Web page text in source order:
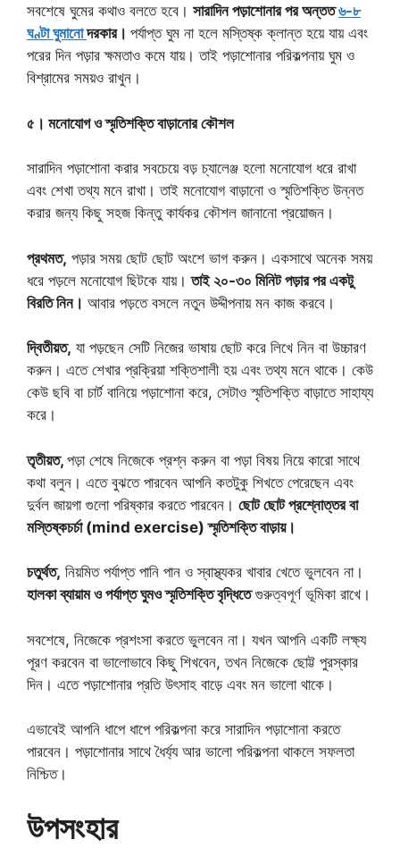
সবশেষে ঘুমের কথাও বলতে হবে। সারাদিন পড়াশোনার পর অন্তত৬-৮
ঘণ্টা ঘুমানোদরকার। পর্যাপ্ত ঘুম না হলে মস্তিষ্ক ক্লান্ত হয়ে যায় এবং
পরের দিন পড়ার ক্ষমতাও কমে যায়। তাই পড়াশোনার পরিকল্পনায় ঘুম ও
বিশ্রামের সময়ও রাখুন।
৫। মনোযোগ ও স্মৃতিশক্তি বাড়ানোর কৌশল
সারাদিন পড়াশোনা করার সবচেয়ে বড় চ্যালেঞ্জ হলো মনোযোগ ধরে রাখা
এবং শেখা তথ্য মনে রাখা। তাই মনোযোগ বাড়ানো ও স্মৃতিশক্তি উন্নত
করার জন্য কিছু সহজ কিন্তু কার্যকর কৌশল জানানো প্রয়োজন।
প্রথমত, পড়ার সময় ছোট ছোট অংশে ভাগ করুন। একসাথে অনেক সময়
ধরে পড়লে মনোযোগ ছিটকে যায়।তাই ২০-৩০ মিনিট পড়ার পর একটু
বিরতি নিন। আবার পড়তে বসলে নতুন উদ্দীপনায় মন কাজ করবে।
দ্বিতীয়ত, যা পড়ছেন সেটি নিজের ভাষায় ছোট করে লিখে নিন বা উচ্চারণ
করুন। এতে শেখার প্রক্রিয়া শক্তিশালী হয় এবং তথ্য মনে থাকে। কেউ
কেউ ছবি বা চার্ট বানিয়ে পড়াশোনা করে, সেটাও স্মৃতিশক্তি বাড়াতে সাহায্য
করে।
তৃতীয়ত, পড়া শেষে নিজেকে প্রশ্ন করুন বা পড়া বিষয় নিয়ে কারো সাথে
কথা বলুন। এতে বুঝতে পারবেন আপনি কতটুকু শিখতে পেরেছেন এবং
দুর্বল জায়গা গুলো পরিষ্কার করতে পারবেন। ছোট ছোট প্রশ্নোত্তর বা
মস্তিষ্কচর্চা (mind exercise) স্মৃতিশক্তি বাড়ায়।
চতুর্থত, নিয়মিত পর্যাপ্ত পানি পান ও স্বাস্থ্যকর খাবার খেতে ভুলবেন না।
হালকা ব্যায়াম ও পর্যাপ্ত ঘুমও স্মৃতিশক্তি বৃদ্ধিতেগুরুত্বপূর্ণ ভূমিকা রাখে।
সবশেষে, নিজেকে প্রশংসা করতে ভুলবেন না। যখন আপনি একটি লক্ষ্য
পূরণ করবেন বা ভালোভাবে কিছু শিখবেন, তখন নিজেকে ছোট্ট পুরস্কার
দিন। এতে পড়াশোনার প্রতি উৎসাহ বাড়ে এবং মন ভালো থাকে।
এভাবেই আপনি ধাপে ধাপে পরিকল্পনা করে সারাদিন পড়াশোনা করতে
পারবেন। পড়াশোনার সাথে ধৈর্য্য আর ভালো পরিকল্পনা থাকলে সফলতা
নিশ্চিত।
উপসংহার